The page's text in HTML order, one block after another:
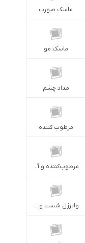
ماسک صورت
ماسک مو
مداد چشم
مرطوب کننده
مرطوب‌کننده و آبرسان
واترژل شست وشو